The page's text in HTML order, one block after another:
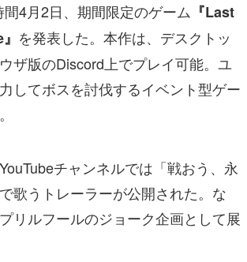
ーとは？
4月2日、期間限定のゲーム 『Last
を発表した。本作は、デスクトッ
ザ版のDiscord上でプレイ可能。ユ
してボスを討伐するイベント型ゲー
チャンネルでは「戦おう、永
歌うトレーラーが公開された。な
リルフールのジョーク企画として展